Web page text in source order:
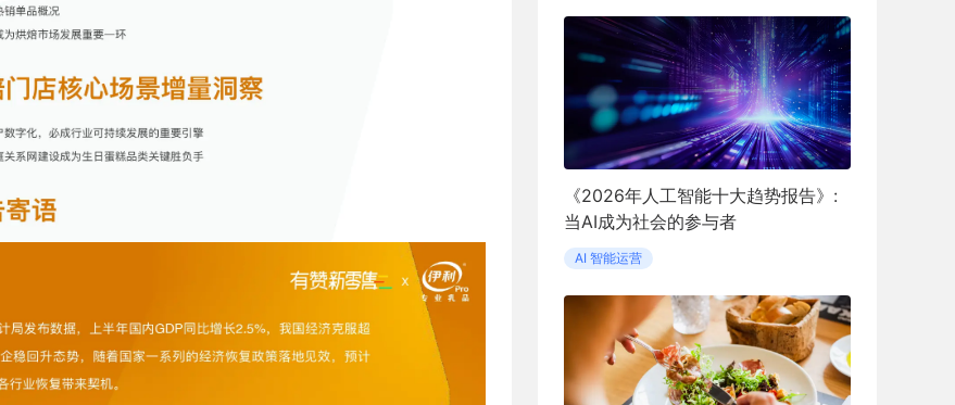
《2026年人工智能十大趋势报告》:
当AI成为社会的参与者
AI 智能运营